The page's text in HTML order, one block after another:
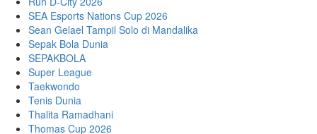
SEA Esports Nations Cup 2026
Sean Gelael Tampil Solo di Mandalika
Sepak Bola Dunia
SEPAKBOLA
Super League
Taekwondo
Tenis Dunia
Thalita Ramadhani
Thomas Cup 2026